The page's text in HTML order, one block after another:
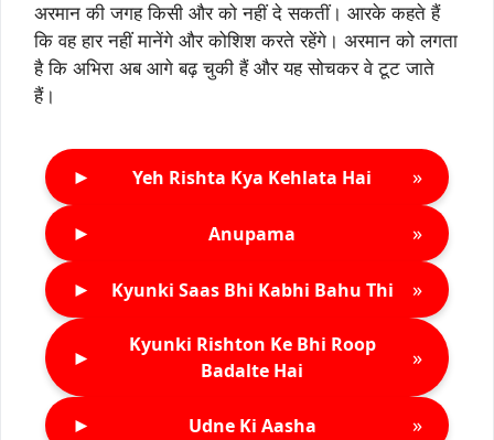
अरमान की जगह किसी और को नहीं दे सकतीं। आरके कहते हैं
कि वह हार नहीं मानेंगे और कोशिश करते रहेंगे। अरमान को लगता
है कि अभिरा अब आगे बढ़ चुकी हैं और यह सोचकर वे टूट जाते
हैं।
► Yeh Rishta Kya Kehlata Hai »
► Anupama »
► Kyunki Saas Bhi Kabhi Bahu Thi »
►
Kyunki Rishton Ke Bhi Roop
Badalte Hai
»
► Udne Ki Aasha »